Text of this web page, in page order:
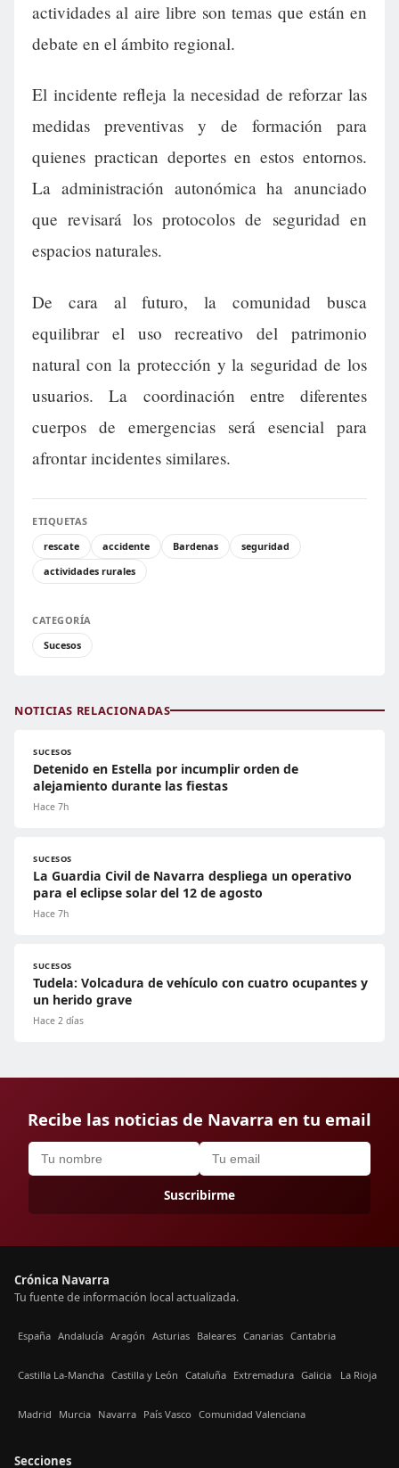
actividades al aire libre son temas que están en
debate en el ámbito regional.
El incidente refleja la necesidad de reforzar las
medidas preventivas y de formación para
quienes practican deportes en estos entornos.
La administración autonómica ha anunciado
que revisará los protocolos de seguridad en
espacios naturales.
De cara al futuro, la comunidad busca
equilibrar el uso recreativo del patrimonio
natural con la protección y la seguridad de los
usuarios. La coordinación entre diferentes
cuerpos de emergencias será esencial para
afrontar incidentes similares.
ETIQUETAS
rescate
accidente Bardenas
seguridad
actividades rurales
CATEGORÍA
Sucesos
NOTICIAS RELACIONADAS
SUCESOS
Detenido en Estella por incumplir orden de
alejamiento durante las fiestas
Hace 7h
SUCESOS
La Guardia Civil de Navarra despliega un operativo
para el eclipse solar del 12 de agosto
Hace 7h
SUCESOS
Tudela: Volcadura de vehículo con cuatro ocupantes y
un herido grave
Hace 2 días
Recibe las noticias de Navarra en tu email
Suscribirme
Crónica Navarra
Tu fuente de información local actualizada.
España Andalucía Aragón Asturias Baleares Canarias Cantabria
Castilla La-Mancha Castilla y León Cataluña Extremadura Galicia La Rioja
Madrid Murcia Navarra País Vasco Comunidad Valenciana
Secciones